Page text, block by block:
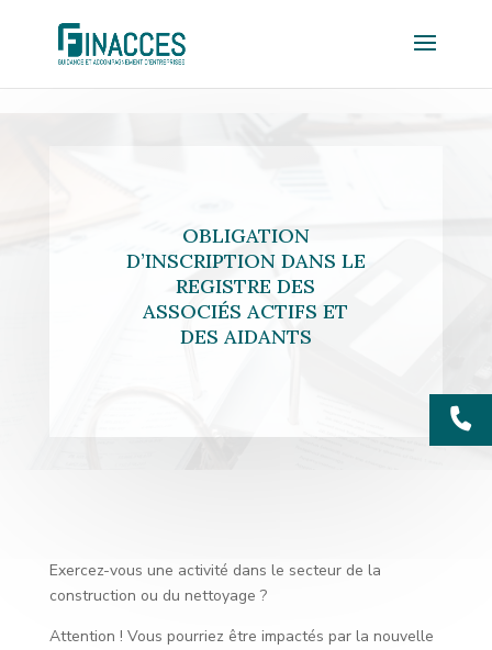
OBLIGATION
D’INSCRIPTION DANS LE
REGISTRE DES
ASSOCIÉS ACTIFS ET
DES AIDANTS
Exercez-vous une activité dans le secteur de la
construction ou du nettoyage ?
Attention ! Vous pourriez être impactés par la nouvelle